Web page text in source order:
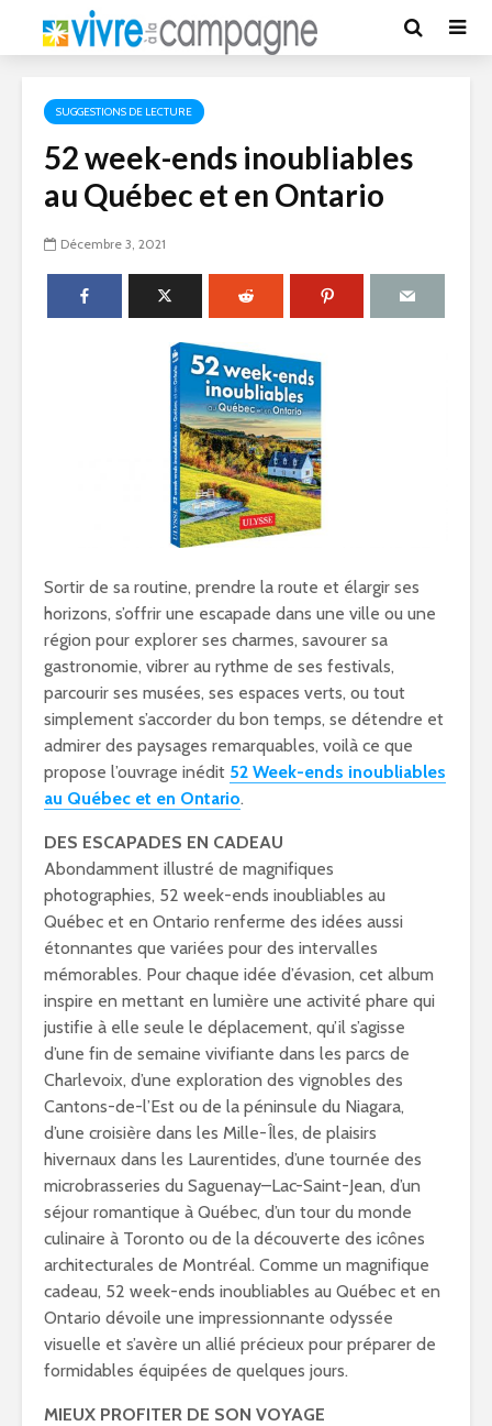
SUGGESTIONS DE LECTURE
52 week-ends inoubliables
au Québec et en Ontario
Décembre 3, 2021
Sortir de sa routine, prendre la route et élargir ses
horizons, s’offrir une escapade dans une ville ou une
région pour explorer ses charmes, savourer sa
gastronomie, vibrer au rythme de ses festivals,
parcourir ses musées, ses espaces verts, ou tout
simplement s’accorder du bon temps, se détendre et
admirer des paysages remarquables, voilà ce que
propose l’ouvrage inédit 52 Week-ends inoubliables
au Québec et en Ontario.
DES ESCAPADES EN CADEAU
Abondamment illustré de magnifiques
photographies, 52 week-ends inoubliables au
Québec et en Ontario renferme des idées aussi
étonnantes que variées pour des intervalles
mémorables. Pour chaque idée d’évasion, cet album
inspire en mettant en lumière une activité phare qui
justifie à elle seule le déplacement, qu’il s’agisse
d’une fin de semaine vivifiante dans les parcs de
Charlevoix, d’une exploration des vignobles des
Cantons-de-l’Est ou de la péninsule du Niagara,
d’une croisière dans les Mille-Îles, de plaisirs
hivernaux dans les Laurentides, d’une tournée des
microbrasseries du Saguenay–Lac-Saint-Jean, d’un
séjour romantique à Québec, d’un tour du monde
culinaire à Toronto ou de la découverte des icônes
architecturales de Montréal. Comme un magnifique
cadeau, 52 week-ends inoubliables au Québec et en
Ontario dévoile une impressionnante odyssée
visuelle et s’avère un allié précieux pour préparer de
formidables équipées de quelques jours.
MIEUX PROFITER DE SON VOYAGE